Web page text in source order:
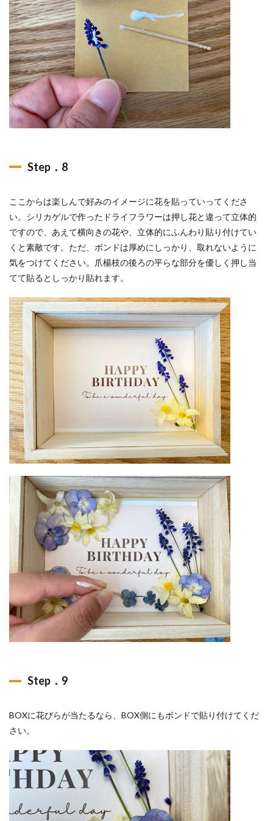
Step．8
ここからは楽しんで好みのイメージに花を貼っていってくださ
い。シリカゲルで作ったドライフラワーは押し花と違って立体的
ですので、あえて横向きの花や、立体的にふんわり貼り付けてい
くと素敵です。ただ、ボンドは厚めにしっかり、取れないように
気をつけてください。爪楊枝の後ろの平らな部分を優しく押し当
てて貼るとしっかり貼れます。
Step．9
BOXに花びらが当たるなら、BOX側にもボンドで貼り付けてくだ
さい。